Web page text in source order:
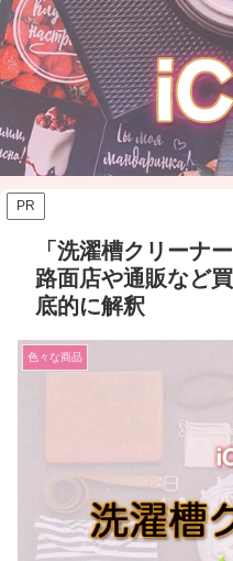
PR
「洗濯槽クリーナ
路面店や通販など
底的に解釈
色々な商品